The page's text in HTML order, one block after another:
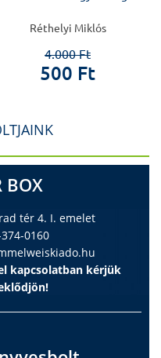
Réthelyi Miklós
4.000 Ft
500 Ft
BOX
tér 4. I. emelet
0160
kapcsolatban kérjük